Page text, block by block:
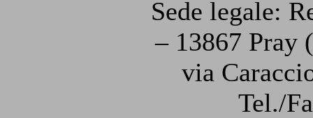
Sede legale:
– 13867 Pray
via
Tel./